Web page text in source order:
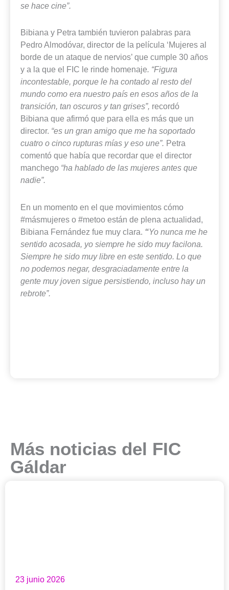
se hace cine”.
Bibiana y Petra también tuvieron palabras para
Pedro Almodóvar, director de la película ‘Mujeres al
borde de un ataque de nervios’ que cumple 30 años
y a la que el FIC le rinde homenaje. “Figura
incontestable, porque le ha contado al resto del
mundo como era nuestro país en esos años de la
transición, tan oscuros y tan grises”, recordó
Bibiana que afirmó que para ella es más que un
director. “es un gran amigo que me ha soportado
cuatro o cinco rupturas mías y eso une”. Petra
comentó que había que recordar que el director
manchego “ha hablado de las mujeres antes que
nadie”.
En un momento en el que movimientos cómo
#másmujeres o #metoo están de plena actualidad,
Bibiana Fernández fue muy clara. “Yo nunca me he
sentido acosada, yo siempre he sido muy facilona.
Siempre he sido muy libre en este sentido. Lo que
no podemos negar, desgraciadamente entre la
gente muy joven sigue persistiendo, incluso hay un
rebrote”.
Más noticias del FIC
Gáldar
23 junio 2026